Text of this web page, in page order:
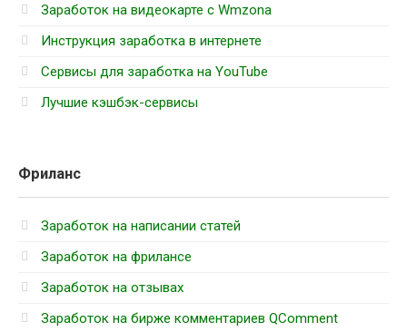
Заработок на видеокарте с Wmzona
Инструкция заработка в интернете
Cервисы для заработка на YouTube
Лучшие кэшбэк-сервисы
Фриланс
Заработок на написании статей
Заработок на фрилансе
Заработок на отзывах
Заработок на бирже комментариев QComment